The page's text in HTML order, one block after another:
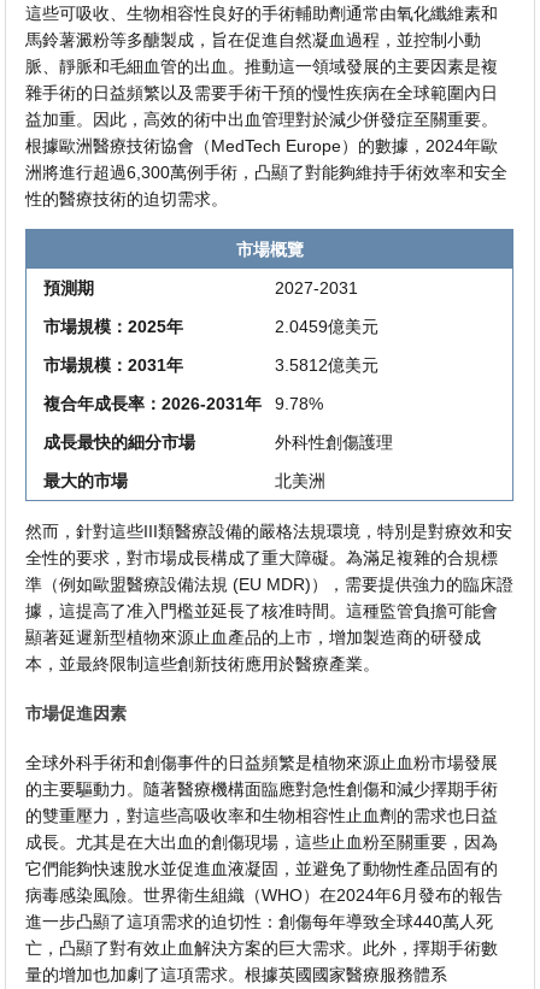
這些可吸收、生物相容性良好的手術輔助劑通常由氧化纖維素和
馬鈴薯澱粉等多醣製成，旨在促進自然凝血過程，並控制小動
脈、靜脈和毛細血管的出血。推動這一領域發展的主要因素是複
雜手術的日益頻繁以及需要手術干預的慢性疾病在全球範圍內日
益加重。因此，高效的術中出血管理對於減少併發症至關重要。
根據歐洲醫療技術協會（MedTech Europe）的數據，2024年歐
洲將進行超過6,300萬例手術，凸顯了對能夠維持手術效率和安全
性的醫療技術的迫切需求。
市場概覽
預測期
2027-2031
市場規模：2025年
2.0459億美元
市場規模：2031年
3.5812億美元
複合年成長率：2026-2031年
9.78%
成長最快的細分市場
外科性創傷護理
最大的市場
北美洲
然而，針對這些III類醫療設備的嚴格法規環境，特別是對療效和安
全性的要求，對市場成長構成了重大障礙。為滿足複雜的合規標
準（例如歐盟醫療設備法規 (EU MDR)），需要提供強力的臨床證
據，這提高了准入門檻並延長了核准時間。這種監管負擔可能會
顯著延遲新型植物來源止血產品的上市，增加製造商的研發成
本，並最終限制這些創新技術應用於醫療產業。
市場促進因素
全球外科手術和創傷事件的日益頻繁是植物來源止血粉市場發展
的主要驅動力。隨著醫療機構面臨應對急性創傷和減少擇期手術
的雙重壓力，對這些高吸收率和生物相容性止血劑的需求也日益
成長。尤其是在大出血的創傷現場，這些止血粉至關重要，因為
它們能夠快速脫水並促進血液凝固，並避免了動物性產品固有的
病毒感染風險。世界衛生組織（WHO）在2024年6月發布的報告
進一步凸顯了這項需求的迫切性：創傷每年導致全球440萬人死
亡，凸顯了對有效止血解決方案的巨大需求。此外，擇期手術數
量的增加也加劇了這項需求。根據英國國家醫療服務體系